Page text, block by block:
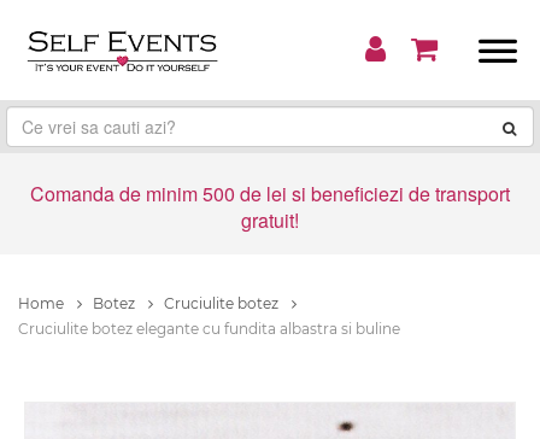
Comanda de minim 500 de lei si beneficiezi de transport
gratuit!
Home Botez
Cruciulite botez
Cruciulite botez elegante cu fundita albastra si buline